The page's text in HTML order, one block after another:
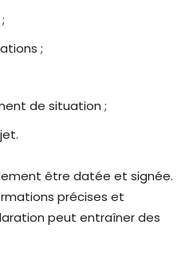
;
de situation ;
être datée et signée.
précises et
peut entraîner des